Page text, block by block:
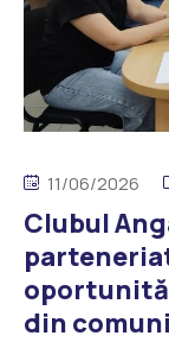
11/06/2026
Clubul
din